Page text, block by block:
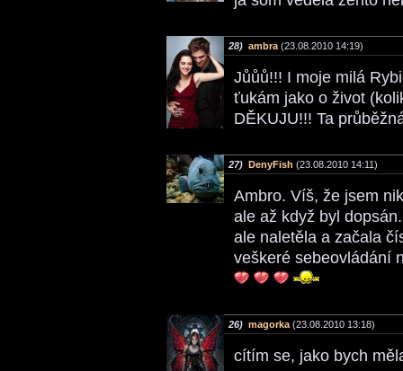
28) ambra (23.08.2010 14:19)
Jůůů!!! I moje milá
ťukám jako o život
DĚKUJU!!! Ta
27) DenyFish (23.08.2010 14:11)
Ambro. Víš, že jsem
ale až když byl
ale naletěla a začala
veškeré sebeovládání
26) magorka (23.08.2010 13:18)
cítím se, jako bych